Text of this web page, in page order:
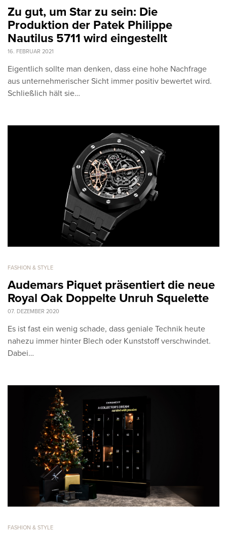
Zu gut, um Star zu sein: Die
Produktion der Patek Philippe
Nautilus 5711 wird eingestellt
16. FEBRUAR 2021
Eigentlich sollte man denken, dass eine hohe Nachfrage
aus unternehmerischer Sicht immer positiv bewertet wird.
Schließlich hält sie…
FASHION & STYLE
Audemars Piquet präsentiert die neue
Royal Oak Doppelte Unruh Squelette
07. DEZEMBER 2020
Es ist fast ein wenig schade, dass geniale Technik heute
nahezu immer hinter Blech oder Kunststoff verschwindet.
Dabei…
FASHION & STYLE